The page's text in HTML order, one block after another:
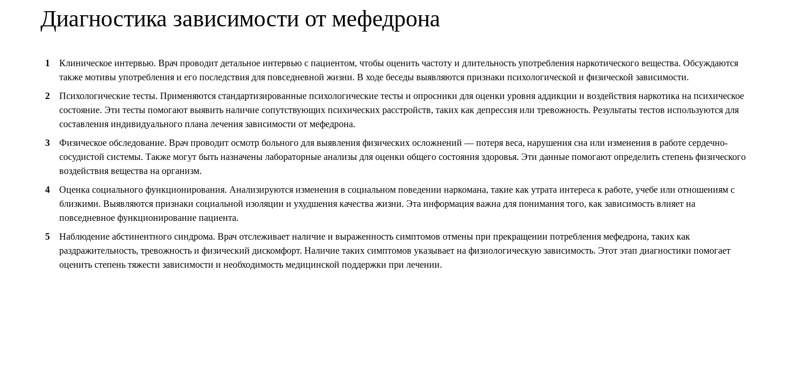
Диагностика зависимости от мефедрона
Клиническое интервью. Врач проводит детальное интервью с пациентом, чтобы оценить частоту и длительность употребления наркотического вещества. Обсуждаются
также мотивы употребления и его последствия для повседневной жизни. В ходе беседы выявляются признаки психологической и физической зависимости.
Психологические тесты. Применяются стандартизированные психологические тесты и опросники для оценки уровня аддикции и воздействия наркотика на психическое
состояние. Эти тесты помогают выявить наличие сопутствующих психических расстройств, таких как депрессия или тревожность. Результаты тестов используются для
составления индивидуального плана лечения зависимости от мефедрона.
Физическое обследование. Врач проводит осмотр больного для выявления физических осложнений — потеря веса, нарушения сна или изменения в работе сердечно-
сосудистой системы. Также могут быть назначены лабораторные анализы для оценки общего состояния здоровья. Эти данные помогают определить степень физического
воздействия вещества на организм.
Оценка социального функционирования. Анализируются изменения в социальном поведении наркомана, такие как утрата интереса к работе, учебе или отношениям с
близкими. Выявляются признаки социальной изоляции и ухудшения качества жизни. Эта информация важна для понимания того, как зависимость влияет на
повседневное функционирование пациента.
Наблюдение абстинентного синдрома. Врач отслеживает наличие и выраженность симптомов отмены при прекращении потребления мефедрона, таких как
раздражительность, тревожность и физический дискомфорт. Наличие таких симптомов указывает на физиологическую зависимость. Этот этап диагностики помогает
оценить степень тяжести зависимости и необходимость медицинской поддержки при лечении.